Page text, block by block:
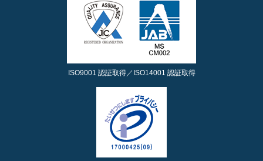
ISO9001 認証取得／ISO14001 認証取得